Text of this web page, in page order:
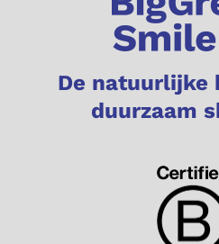
De natuurlijke
duurzaam